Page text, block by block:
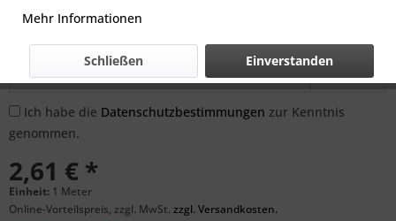
Benachrichtigen Sie mich, sobald der Artikel
Ich habe die Datenschutzbestimmungen zur Kenntnis
genommen.
2,61 € *
Einheit: 1 Meter
Online-Vorteilspreis, zzgl. MwSt. zzgl. Versandkosten.
Mehr Informationen
Einverstanden
Schließen